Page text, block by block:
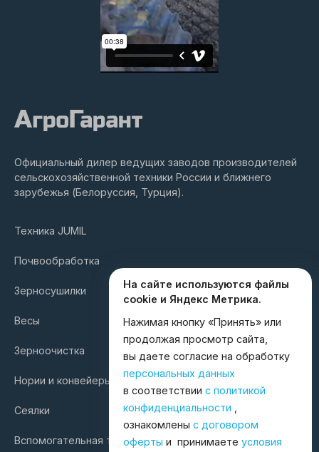
Официальный дилер ведущих заводов производителей
сельскохозяйственной техники России и ближнего
зарубежья (Белоруссия, Турция).
Техника JUMIL
Почвообработка
Зерносушилки
Весы
Зерноочистка
Нории и конвейеры
Сеялки
Вспомогательная техника
На сайте используются файлы
cookie и Яндекс Метрика.
Нажимая кнопку «Принять» или
продолжая просмотр сайта,
вы даете согласие на обработку
персональных данных
в соответствии с политикой
конфиденциальности
ознакомлены с договором
оферты и принимаете условия